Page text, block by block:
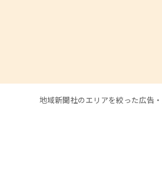
地域新聞社のエリアを絞った広告